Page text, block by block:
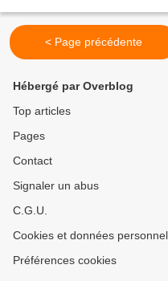
< Page précédente
Hébergé par Overblog
Top articles
Pages
Contact
Signaler un abus
C.G.U.
Cookies et données
Préférences cookies